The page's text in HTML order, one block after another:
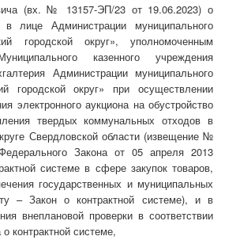
(вх. № 13157-ЭП/23 от 19.06.2023) о
в лице Администрации муниципального
городской округ», уполномоченным
казенного учреждения
Администрации муниципального
городской округ» при осуществлении
электронного аукциона на обустройство
твердых коммунальных отходов в
Свердловской области (извещение №
Закона от 05 апреля 2013
системе в сфере закупок товаров,
государственных и муниципальных
– Закон о контрактной системе), и в
внеплановой проверки в соответствии
контрактной системе,